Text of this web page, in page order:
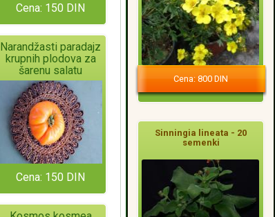
Cena: 150 DIN
Narandžasti paradajz
krupnih plodova za
šarenu salatu
Cena: 150 DIN
Cena: 800 DIN
Sinningia lineata - 20
semenki